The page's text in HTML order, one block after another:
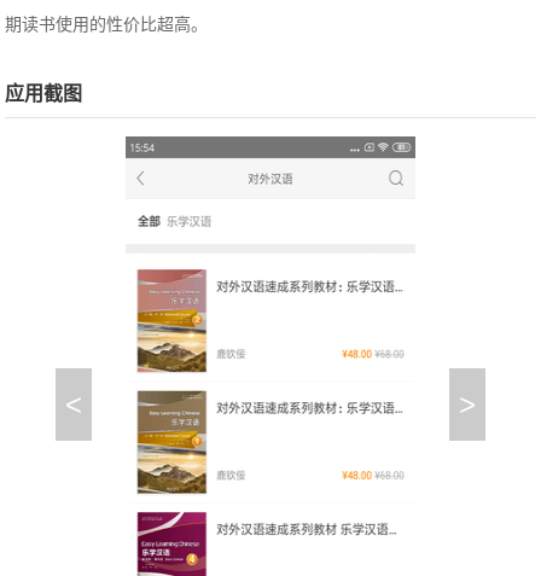
期读书使用的性价比超高。
应用截图
< >